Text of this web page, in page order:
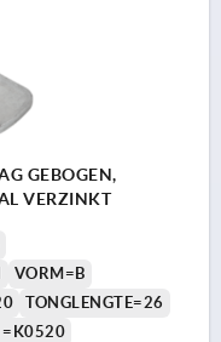
GEBOGEN,
VERZINKT
VORM=B
TONGLENGTE=26
=K0520